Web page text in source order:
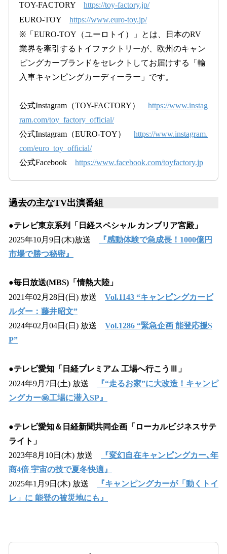
TOY-FACTORY https://toy-factory.jp/
EURO-TOY https://www.euro-toy.jp/
※「EURO-TOY（ユーロトイ）」とは、日本のRV
業界を牽引するトイファクトリーが、欧州のキャン
ピングカーブランドをセレクトしてお届けする「輸
入車キャンピングカーディーラー」です。
公式Instagram（TOY-FACTORY） https://www.instag
ram.com/toy_factory_official/
公式Instagram（EURO-TOY） https://www.instagram.
com/euro_toy_official/
公式Facebook https://www.facebook.com/toyfactory.jp
過去の主なTV出演番組
●テレビ東京系列「日経スペシャル カンブリア宮殿」
2025年10月9日(木)放送
『感動体験で急成長！1000億円
市場で勝つ秘密』
●毎日放送(MBS)「情熱大陸」
2021年02月28日(日) 放送 Vol.1143 “キャンピングカービ
ルダー：藤井昭文”
2024年02月04日(日) 放送 Vol.1286 “緊急企画 能登応援S
P”
●テレビ愛知「日経プレミアム 工場へ行こうⅢ」
2024年9月7日(土) 放送
『“走るお家”に大改造！キャンピ
ングカー㊙工場に潜入SP』
●テレビ愛知＆日経新聞共同企画「ローカルビジネスサテ
ライト」
2023年8月10日(木) 放送
『変幻自在キャンピングカー､年
商4倍 宇宙の技で夏冬快適』
2025年1月9日(木) 放送
『キャンピングカーが「動くトイ
レ」に 能登の被災地にも』